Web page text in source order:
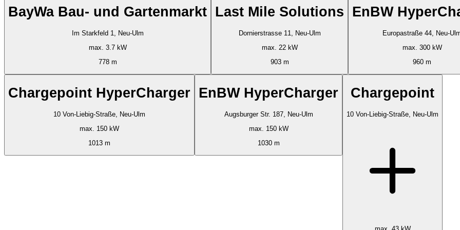
BayWa Bau- und Gartenmarkt
Im Starkfeld 1, Neu-Ulm
max. 3.7 kW
778 m
Last Mile Solutions
Dornierstrasse 11, Neu-Ulm
max. 22 kW
903 m
EnBW
Europastraße 44, Neu-
max. 300 kW
960 m
Chargepoint HyperCharger
10 Von-Liebig-Straße, Neu-Ulm
max. 150 kW
1013 m
EnBW HyperCharger
Augsburger Str. 187, Neu-Ulm
max. 150 kW
1030 m
Chargepoint
10 Von-Liebig-Straße, Neu-Ulm